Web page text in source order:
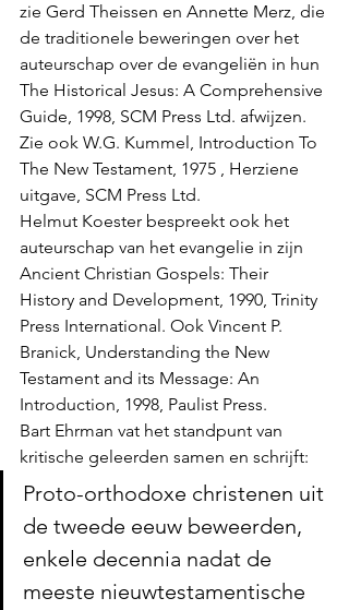
zie Gerd Theissen en Annette Merz, die
de traditionele beweringen over het
auteurschap over de evangeliën in hun
The Historical Jesus: A Comprehensive
Guide, 1998, SCM Press Ltd. afwijzen.
Zie ook W.G. Kummel, Introduction To
The New Testament, 1975 , Herziene
uitgave, SCM Press Ltd.
Helmut Koester bespreekt ook het
auteurschap van het evangelie in zijn
Ancient Christian Gospels: Their
History and Development, 1990, Trinity
Press International. Ook Vincent P.
Branick, Understanding the New
Testament and its Message: An
Introduction, 1998, Paulist Press.
Bart Ehrman vat het standpunt van
kritische geleerden samen en schrijft:
Proto-orthodoxe christenen uit
de tweede eeuw beweerden,
enkele decennia nadat de
meeste nieuwtestamentische